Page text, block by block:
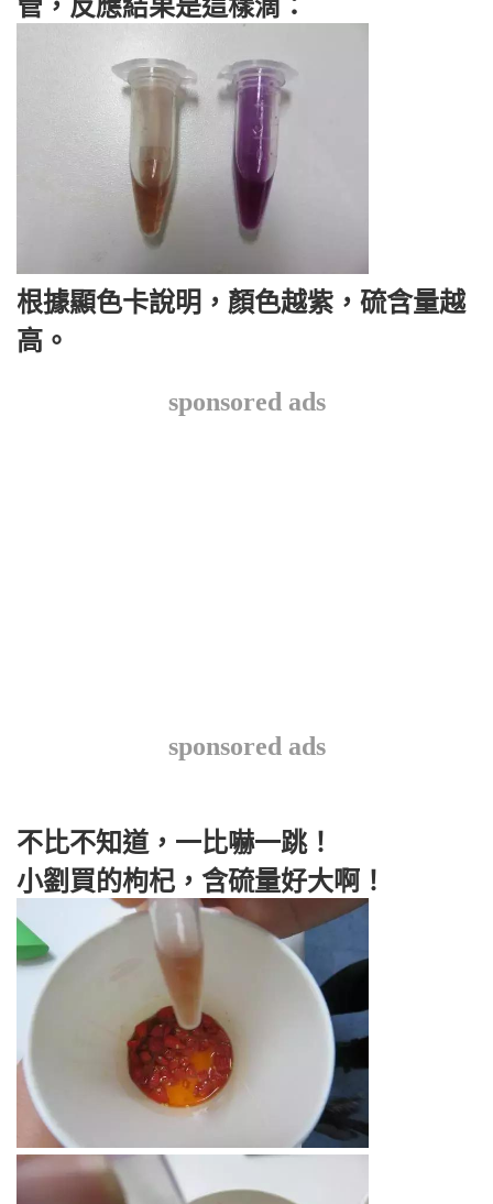
管，反應結果是這樣滴：
根據顯色卡說明，顏色越紫，硫含量越
高。
sponsored ads
sponsored ads
不比不知道，一比嚇一跳！
小劉買的枸杞，含硫量好大啊！